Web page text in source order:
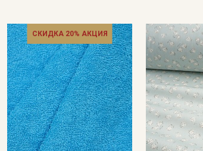
СКИДКА 20% АКЦИЯ